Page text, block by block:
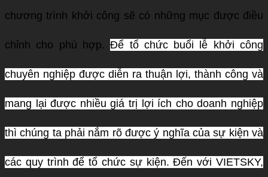
chương trình khởi công sẽ có những mục được điều
chỉnh cho phù hợp.Để tổ chức buổi lễ khởi công
chuyên nghiệp được diễn ra thuận lợi, thành công và
mang lại được nhiều giá trị lợi ích cho doanh nghiệp
thì chúng ta phải nắm rõ được ý nghĩa của sự kiện và
các quy trình để tổ chức sự kiện. Đến với VIETSKY,